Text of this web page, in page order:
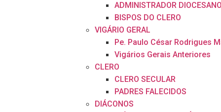
ADMINISTRADOR DIOCESANO
BISPOS DO CLERO
VIGÁRIO GERAL
Pe. Paulo César Rodrigues
Vigários Gerais Anteriores
CLERO
CLERO SECULAR
PADRES FALECIDOS
DIÁCONOS